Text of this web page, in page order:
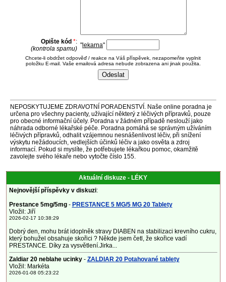
Opište kód *:
(kontrola spamu) " lekarna"
Chcete-li obdržet odpověď / reakce na Váš příspěvek, nezapomeňte vyplnit
položku E-mail. Vaše emailová adresa nebude zobrazena ani jinak použita.
NEPOSKYTUJEME ZDRAVOTNÍ PORADENSTVÍ. Naše online poradna je
určena pro všechny pacienty, užívající některý z léčivých přípravků, pouze
pro obecné informační účely. Poradna v žádném případě neslouží jako
náhrada odborné lékařské péče. Poradna pomáhá se správným užíváním
léčivých přípravků, odhalit vzájemnou nesnášenlivost léčiv, při snížení
výskytu nežádoucích, vedlejších účinků léčiv a jako osvěta a zdroj
informací. Pokud si myslíte, že potřebujete lékařkou pomoc, okamžitě
zavolejte svého lékaře nebo vytočte číslo 155.
Aktuální diskuze - LÉKY
Nejnovější příspěvky v diskuzi:
Prestance 5mg/5mg- PRESTANCE 5 MG/5 MG 20 Tablety
Vložil: Jiří
2026-02-17 10:38:29
Dobrý den, mohu brát idoplněk stravy DIABEN na stabilizaci krevního cukru,
který bohužel obsahuje skořici ? Někde jsem četl, že skořice vadí
PRESTANCE. Díky za vysvětlení.Jirka...
Zaldiar 20 neblahe ucinky- ZALDIAR 20 Potahované tablety
Vložil: Markéta
2026-01-08 05:23:22